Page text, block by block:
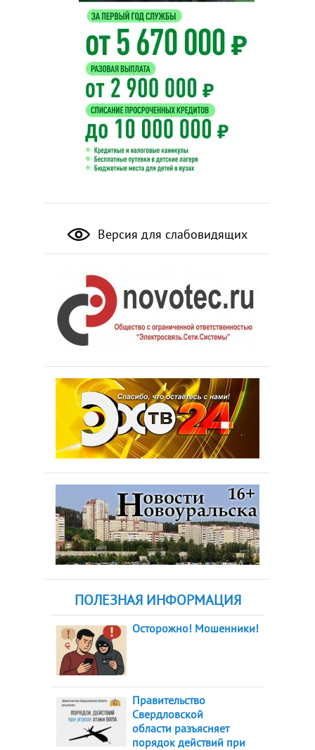
Версия для слабовидящих
ПОЛЕЗНАЯ ИНФОРМАЦИЯ
Осторожно! Мошенники!
Правительство
Свердловской
области разъясняет
порядок действий при